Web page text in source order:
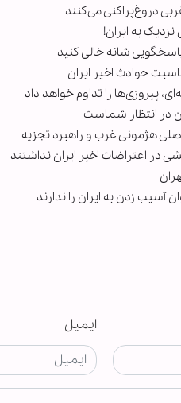
دروغ‌پراکنی می‌کنند
به ایران!
شانه خالی کنید
حوادث اخیر ایران
پیروزی‌ها را تداوم خواهد داد
در انتظار شماست
هژمونی غرب و راهبرد تجزیه
در اعتراضات اخیر ایران نداشتند
آسیب زدن به ایران را ندارند
ایمیل